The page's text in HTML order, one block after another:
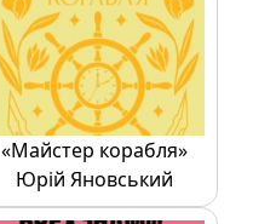
«Майстер корабля»
Юрій Яновський